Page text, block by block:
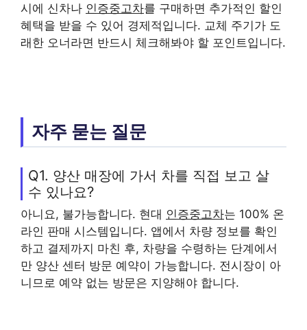
시에 신차나 인증중고차를 구매하면 추가적인 할인
혜택을 받을 수 있어 경제적입니다. 교체 주기가 도
래한 오너라면 반드시 체크해봐야 할 포인트입니다.
자주 묻는 질문
Q1. 양산 매장에 가서 차를 직접 보고 살
수 있나요?
아니요, 불가능합니다. 현대 인증중고차는 100% 온
라인 판매 시스템입니다. 앱에서 차량 정보를 확인
하고 결제까지 마친 후, 차량을 수령하는 단계에서
만 양산 센터 방문 예약이 가능합니다. 전시장이 아
니므로 예약 없는 방문은 지양해야 합니다.